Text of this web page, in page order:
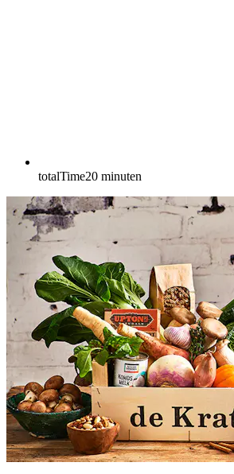
totalTime20 minuten